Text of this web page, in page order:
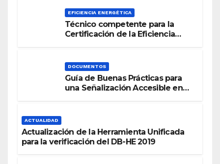
EFICIENCIA ENERGÉTICA
Técnico competente para la
Certificación de la Eficiencia
DOCUMENTOS
Guía de Buenas Prácticas para
una Señalización Accesible en
ACTUALIDAD
Actualización de la Herramienta Unificada
para la verificación del DB-HE 2019